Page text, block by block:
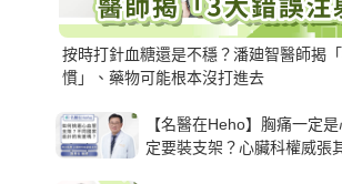
按時打針血糖還是不穩？潘廸智醫師揭
慣」、藥物可能根本沒打進去
【名醫在Heho】胸痛一定
定要裝支架？心臟科權威張